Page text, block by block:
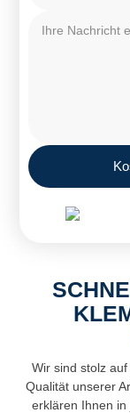
Wir sind stolz
Qualität unserer
erklären Ihnen in